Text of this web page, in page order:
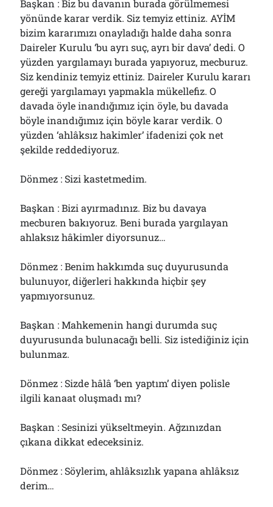
Başkan : Biz bu davanın burada görülmemesi
yönünde karar verdik. Siz temyiz ettiniz. AYİM
bizim kararımızı onayladığı halde daha sonra
Daireler Kurulu ‘bu ayrı suç, ayrı bir dava’ dedi. O
yüzden yargılamayı burada yapıyoruz, mecburuz.
Siz kendiniz temyiz ettiniz. Daireler Kurulu kararı
gereği yargılamayı yapmakla mükellefiz. O
davada öyle inandığımız için öyle, bu davada
böyle inandığımız için böyle karar verdik. O
yüzden ‘ahlâksız hakimler’ ifadenizi çok net
şekilde reddediyoruz.
Dönmez : Sizi kastetmedim.
Başkan : Bizi ayırmadınız. Biz bu davaya
mecburen bakıyoruz. Beni burada yargılayan
ahlaksız hâkimler diyorsunuz…
Dönmez : Benim hakkımda suç duyurusunda
bulunuyor, diğerleri hakkında hiçbir şey
yapmıyorsunuz.
Başkan : Mahkemenin hangi durumda suç
duyurusunda bulunacağı belli. Siz istediğiniz için
bulunmaz.
Dönmez : Sizde hâlâ ‘ben yaptım’ diyen polisle
ilgili kanaat oluşmadı mı?
Başkan : Sesinizi yükseltmeyin. Ağzınızdan
çıkana dikkat edeceksiniz.
Dönmez : Söylerim, ahlâksızlık yapana ahlâksız
derim…